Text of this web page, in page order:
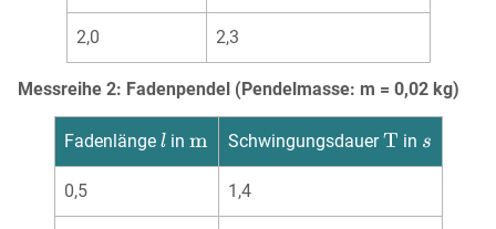
2,0 2,3
Messreihe 2: Fadenpendel (Pendelmasse: m = 0,02 kg)
Fadenlänge in Schwingungsdauer in
0,5 1,4